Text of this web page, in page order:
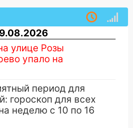
улице Розы
упало на
период для
гороскоп для всех
неделю с 10 по 16